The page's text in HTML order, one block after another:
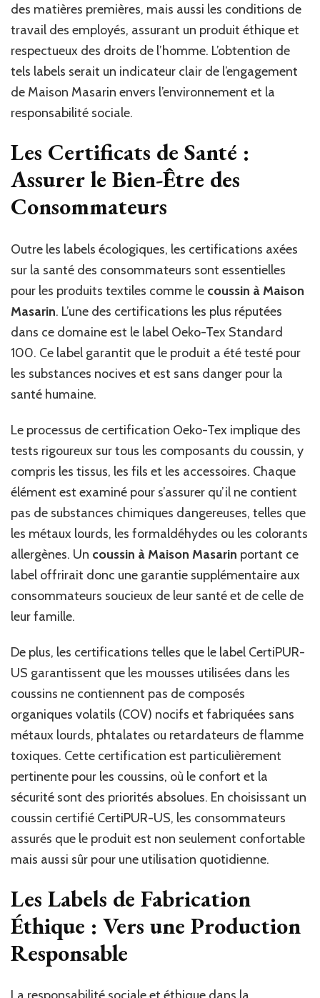
des matières premières, mais aussi les conditions de
travail des employés, assurant un produit éthique et
respectueux des droits de l’homme. L’obtention de
tels labels serait un indicateur clair de l’engagement
de Maison Masarin envers l’environnement et la
responsabilité sociale.
Les Certificats de Santé :
Assurer le Bien-Être des
Consommateurs
Outre les labels écologiques, les certifications axées
sur la santé des consommateurs sont essentielles
pour les produits textiles comme le coussin à Maison
Masarin. L’une des certifications les plus réputées
dans ce domaine est le label Oeko-Tex Standard
100. Ce label garantit que le produit a été testé pour
les substances nocives et est sans danger pour la
santé humaine.
Le processus de certification Oeko-Tex implique des
tests rigoureux sur tous les composants du coussin, y
compris les tissus, les fils et les accessoires. Chaque
élément est examiné pour s’assurer qu’il ne contient
pas de substances chimiques dangereuses, telles que
les métaux lourds, les formaldéhydes ou les colorants
allergènes. Un coussin à Maison Masarin portant ce
label offrirait donc une garantie supplémentaire aux
consommateurs soucieux de leur santé et de celle de
leur famille.
De plus, les certifications telles que le label CertiPUR-
US garantissent que les mousses utilisées dans les
coussins ne contiennent pas de composés
organiques volatils (COV) nocifs et fabriquées sans
métaux lourds, phtalates ou retardateurs de flamme
toxiques. Cette certification est particulièrement
pertinente pour les coussins, où le confort et la
sécurité sont des priorités absolues. En choisissant un
coussin certifié CertiPUR-US, les consommateurs
assurés que le produit est non seulement confortable
mais aussi sûr pour une utilisation quotidienne.
Les Labels de Fabrication
Éthique : Vers une Production
Responsable